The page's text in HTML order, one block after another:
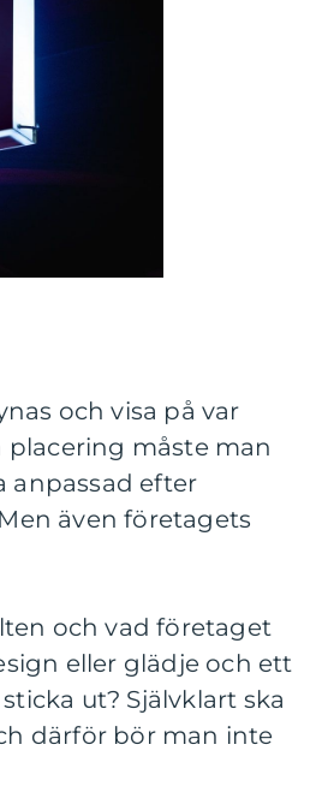
och visa på var
placering måste man
anpassad efter
även företagets
och vad företaget
eller glädje och ett
ut? Självklart ska
därför bör man inte